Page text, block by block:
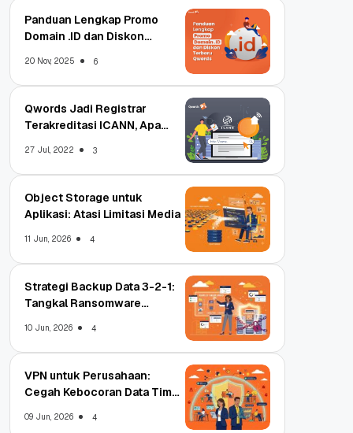
Panduan Lengkap Promo
Domain .ID dan Diskon
20 Nov, 2025 6
Qwords Jadi Registrar
Terakreditasi ICANN, Apa
27 Jul, 2022 3
Object Storage untuk
Aplikasi: Atasi Limitasi Media
11 Jun, 2026 4
Strategi Backup Data 3-2-1:
Tangkal Ransomware
10 Jun, 2026 4
VPN untuk Perusahaan:
Cegah Kebocoran Data Tim
09 Jun, 2026 4